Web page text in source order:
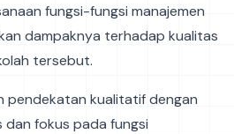
fungsi-fungsi manajemen
dampaknya terhadap kualitas
tersebut.
pendekatan kualitatif dengan
fokus pada fungsi